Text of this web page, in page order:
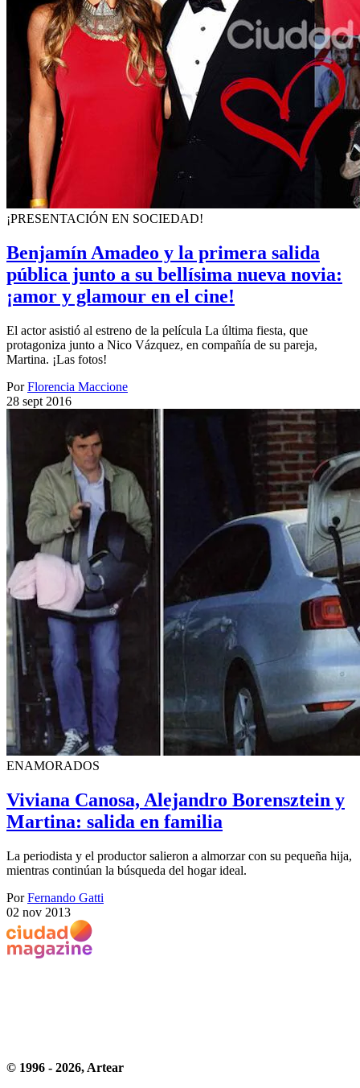
¡PRESENTACIÓN EN SOCIEDAD!
Benjamín Amadeo y la primera salida
pública junto a su bellísima nueva novia:
¡amor y glamour en el cine!
El actor asistió al estreno de la película La última fiesta, que
protagoniza junto a Nico Vázquez, en compañía de su pareja,
Martina. ¡Las fotos!
PorFlorencia Maccione
28 sept 2016
ENAMORADOS
Viviana Canosa, Alejandro Borensztein y
Martina: salida en familia
La periodista y el productor salieron a almorzar con su pequeña hija,
mientras continúan la búsqueda del hogar ideal.
PorFernando Gatti
02 nov 2013
© 1996 - 2026, Artear